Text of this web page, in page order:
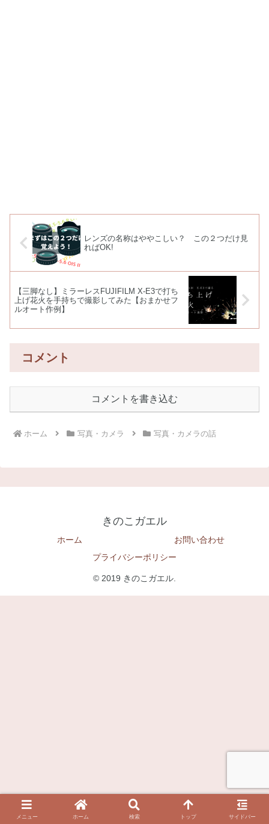
レンズの名称はややこしい？ この２つだけ見
ればOK!
【三脚なし】ミラーレスFUJIFILM X-E3で打ち
上げ花火を手持ちで撮影してみた【おまかせフ
ルオート作例】
コメント
コメントを書き込む
ホーム 写真・カメラ 写真・カメラの話
きのこガエル
ホーム
お問い合わせ
プライバシーポリシー
© 2019 きのこガエル.
メニュー ホーム 検索 トップ サイドバー